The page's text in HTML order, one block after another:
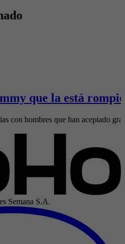
que la está
con hombres que han aceptado
Semana S.A.